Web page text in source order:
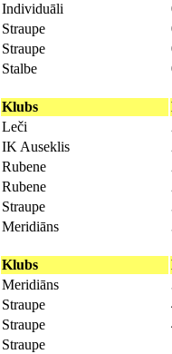
Individuāli
Straupe
Straupe
Stalbe
Klubs
Leči
IK Auseklis
Rubene
Rubene
Straupe
Meridiāns
Klubs
Meridiāns
Straupe
Straupe
Straupe